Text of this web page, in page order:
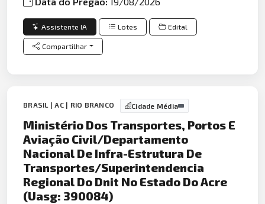
Assistente IA Lotes Edital
Compartilhar
BRASIL | AC | RIO BRANCO Cidade Média
Ministério Dos Transportes, Portos E
Aviação Civil/Departamento
Nacional De Infra-Estrutura De
Transportes/Superintendencia
Regional Do Dnit No Estado Do Acre
(Uasg: 390084)